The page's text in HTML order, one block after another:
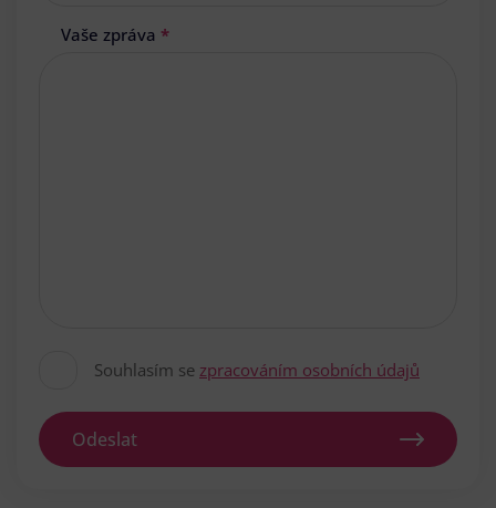
Vaše zpráva *
Souhlasím se zpracováním osobních údajů
Odeslat